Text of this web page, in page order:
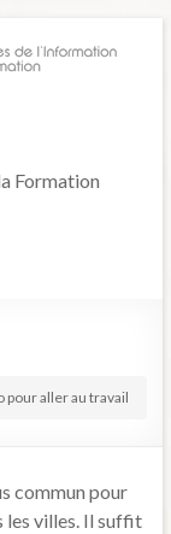
Formation
pour aller au travail
commun pour
les villes. Il suffit